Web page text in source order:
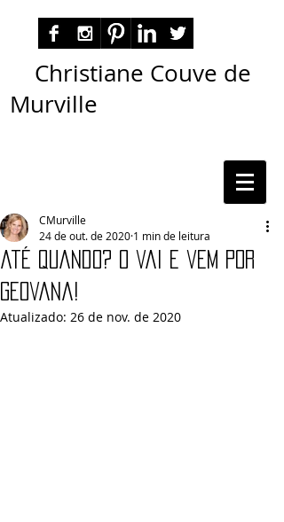
Christiane Couve de
Murville
até quando? o vai e vem por
Geovana!
CMurville
24 de out. de 2020 1 min de leitura
Atualizado: 26 de nov. de 2020